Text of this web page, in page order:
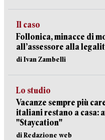
Il caso
Follonica, minacce di
all’assessore alla
di Ivan Zambelli
Lo studio
Vacanze sempre più
italiani restano a casa:
"Staycation"
di Redazione web